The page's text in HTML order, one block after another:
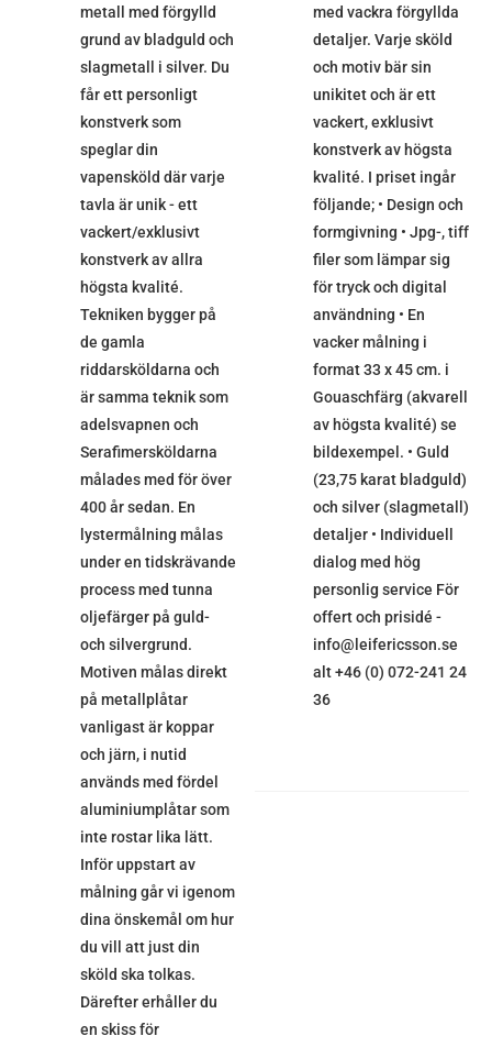
metall med förgylld
grund av bladguld och
slagmetall i silver. Du
får ett personligt
konstverk som
speglar din
vapensköld där varje
tavla är unik - ett
vackert/exklusivt
konstverk av allra
högsta kvalité.
Tekniken bygger på
de gamla
riddarsköldarna och
är samma teknik som
adelsvapnen och
Serafimersköldarna
målades med för över
400 år sedan. En
lystermålning målas
under en tidskrävande
process med tunna
oljefärger på guld-
och silvergrund.
Motiven målas direkt
på metallplåtar
vanligast är koppar
och järn, i nutid
används med fördel
aluminiumplåtar som
inte rostar lika lätt.
Inför uppstart av
målning går vi igenom
dina önskemål om hur
du vill att just din
sköld ska tolkas.
Därefter erhåller du
en skiss för
med vackra förgyllda
detaljer. Varje sköld
och motiv bär sin
unikitet och är ett
vackert, exklusivt
konstverk av högsta
kvalité. I priset ingår
följande; • Design och
formgivning • Jpg-, tiff
filer som lämpar sig
för tryck och digital
användning • En
vacker målning i
format 33 x 45 cm. i
Gouaschfärg (akvarell
av högsta kvalité) se
bildexempel. • Guld
(23,75 karat bladguld)
och silver (slagmetall)
detaljer • Individuell
dialog med hög
personlig service För
offert och prisidé -
info@leifericsson.se
alt +46 (0) 072-241 24
36